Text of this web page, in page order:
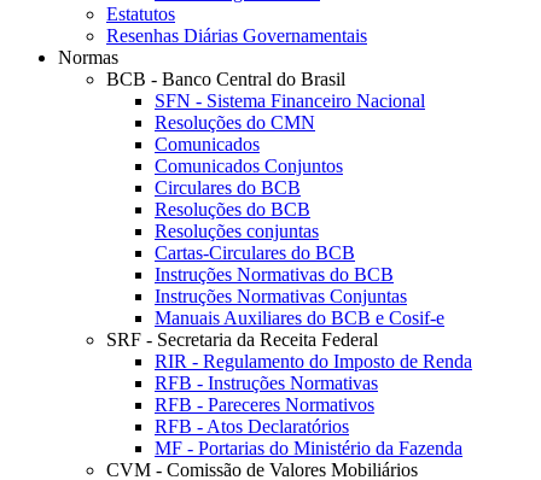
Estatutos
Resenhas Diárias Governamentais
Normas
BCB - Banco Central do Brasil
SFN - Sistema Financeiro Nacional
Resoluções do CMN
Comunicados
Comunicados Conjuntos
Circulares do BCB
Resoluções do BCB
Resoluções conjuntas
Cartas-Circulares do BCB
Instruções Normativas do BCB
Instruções Normativas Conjuntas
Manuais Auxiliares do BCB e Cosif-e
SRF - Secretaria da Receita Federal
RIR - Regulamento do Imposto de Renda
RFB - Instruções Normativas
RFB - Pareceres Normativos
RFB - Atos Declaratórios
MF - Portarias do Ministério da Fazenda
CVM - Comissão de Valores Mobiliários